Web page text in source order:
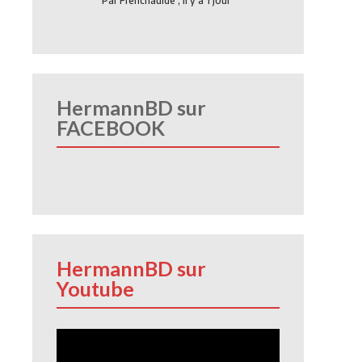
HermannBD sur
FACEBOOK
HermannBD sur
Youtube